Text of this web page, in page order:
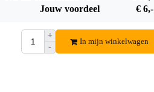
Terminator
€ 5,50
Bestel mee
Jouw voordeel
€ 6,-
+
-
In mijn winkelwagen